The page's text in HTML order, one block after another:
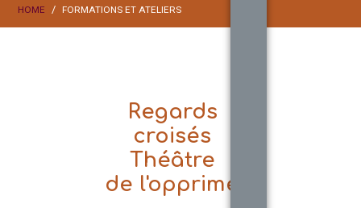
HOME FORMATIONS ET ATELIERS
Regards
croisés
Théâtre
de l'opprimé